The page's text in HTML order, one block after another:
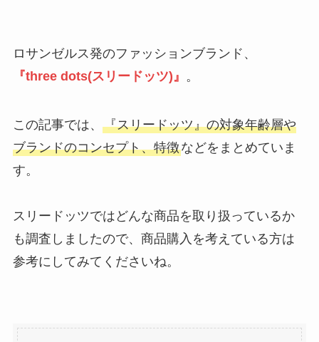
ロサンゼルス発のファッションブランド、
『three dots(スリードッツ)』 。
この記事では、 『スリードッツ』の対象年齢層や
ブランドのコンセプト、特徴などをまとめていま
す。
スリードッツではどんな商品を取り扱っているか
も調査しましたので、商品購入を考えている方は
参考にしてみてくださいね。